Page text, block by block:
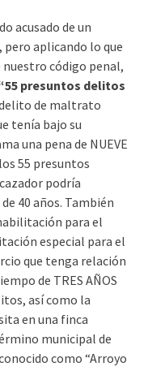
acusado de un
aplicando lo que
código penal,
presuntos delitos
de maltrato
tenía bajo su
una pena de NUEVE
55 presuntos
podría
40 años. También
para el
especial para el
que tenga relación
de TRES AÑOS
así como la
en una finca
municipal de
como “Arroyo